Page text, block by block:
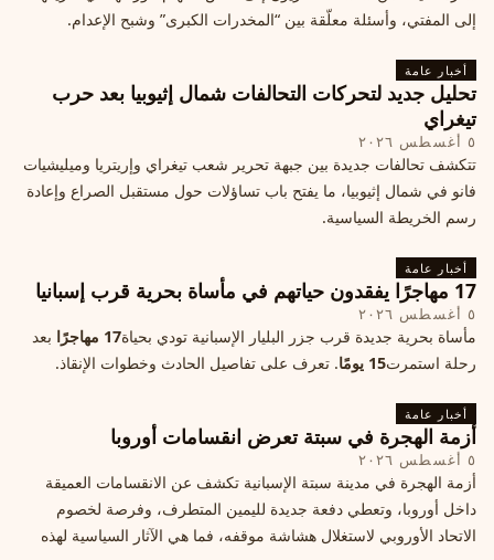
إلى المفتي، وأسئلة معلّقة بين “المخدرات الكبرى” وشبح الإعدام.
أخبار عامة
تحليل جديد لتحركات التحالفات شمال إثيوبيا بعد حرب
تيغراي
٥ أغسطس ٢٠٢٦
تتكشف تحالفات جديدة بين جبهة تحرير شعب تيغراي وإريتريا وميليشيات
فانو في شمال إثيوبيا، ما يفتح باب تساؤلات حول مستقبل الصراع وإعادة
رسم الخريطة السياسية.
أخبار عامة
17 مهاجرًا يفقدون حياتهم في مأساة بحرية قرب إسبانيا
٥ أغسطس ٢٠٢٦
مأساة بحرية جديدة قرب جزر البليار الإسبانية تودي بحياة17 مهاجرًا
بعد
رحلة استمرت15 يومًا . تعرف على تفاصيل الحادث وخطوات الإنقاذ.
أخبار عامة
أزمة الهجرة في سبتة تعرض انقسامات أوروبا
٥ أغسطس ٢٠٢٦
أزمة الهجرة في مدينة سبتة الإسبانية تكشف عن الانقسامات العميقة
داخل أوروبا، وتعطي دفعة جديدة لليمين المتطرف، وفرصة لخصوم
الاتحاد الأوروبي لاستغلال هشاشة موقفه، فما هي الآثار السياسية لهذه